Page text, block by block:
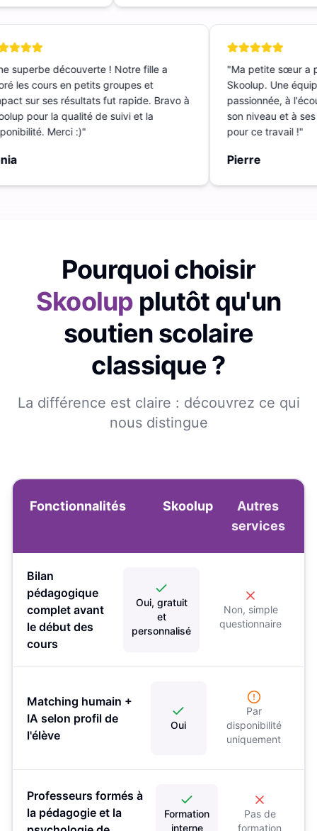
superbe découverte ! Notre fille a
les cours en petits groupes et
sur ses résultats fut rapide. Bravo à
pour la qualité de suivi et la
Merci :) "
Ma petite sœur a
Skoolup. Une
passionnée, à
son niveau et à ses
pour ce travail !"
Pierre
Pourquoi choisir
Skoolup plutôt qu'un
soutien scolaire
classique ?
La différence est claire : découvrez ce qui
nous distingue
Fonctionnalités Skoolup
Autres
services
Bilan
pédagogique
complet avant
le début des
cours
Oui, gratuit
et
personnalisé
Non, simple
questionnaire
Matching humain +
IA selon profil de
l'élève
Oui
Par
disponibilité
uniquement
Professeurs formés à
la pédagogie et la
Formation
interne
Pas de
formation